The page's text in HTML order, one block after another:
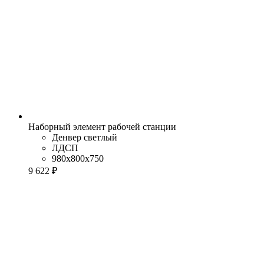
Наборный элемент рабочей станции
Денвер светлый
ЛДСП
980x800x750
9 622 ₽